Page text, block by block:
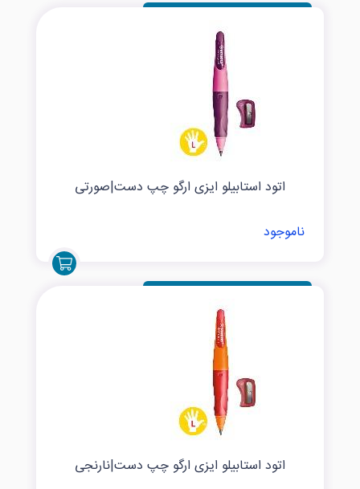
اتود استابیلو ایزی ارگو چپ دست|صورتی
ناموجود
اتود استابیلو ایزی ارگو چپ دست|نارنجی